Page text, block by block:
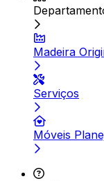
Madeira
Serviços
Móveis